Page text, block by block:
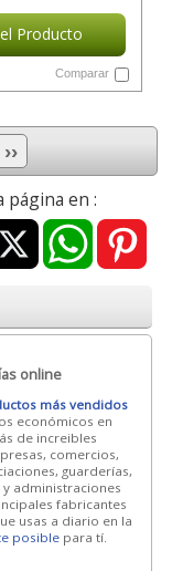
Producto
Comparar
››
página en :
online
más vendidos
económicos en
de increibles
comercios,
guarderías,
y administraciones
fabricantes
usas a diario en la
posible para tí.